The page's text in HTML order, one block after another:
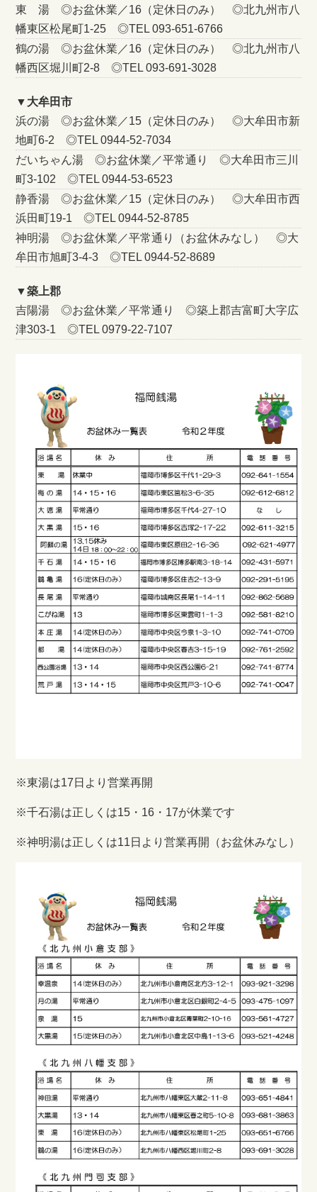
東 湯 ◎お盆休業／16（定休日のみ） ◎北九州市八
幡東区松尾町1-25 ◎TEL 093-651-6766
鶴の湯 ◎お盆休業／16（定休日のみ） ◎北九州市八
幡西区堀川町2-8 ◎TEL 093-691-3028
▼大牟田市
浜の湯 ◎お盆休業／15（定休日のみ） ◎大牟田市新
地町6-2 ◎TEL 0944-52-7034
だいちゃん湯 ◎お盆休業／平常通り ◎大牟田市三川
町3-102 ◎TEL 0944-53-6523
静香湯 ◎お盆休業／15（定休日のみ） ◎大牟田市西
浜田町19-1 ◎TEL 0944-52-8785
神明湯 ◎お盆休業／平常通り（お盆休みなし） ◎大
牟田市旭町3-4-3 ◎TEL 0944-52-8689
▼築上郡
吉陽湯 ◎お盆休業／平常通り ◎築上郡吉富町大字広
津303-1 ◎TEL 0979-22-7107
※東湯は17日より営業再開
※千石湯は正しくは15・16・17が休業です
※神明湯は正しくは11日より営業再開（お盆休みなし）